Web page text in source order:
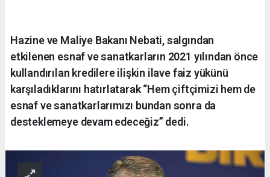
Hazine ve Maliye Bakanı Nebati, salgından
etkilenen esnaf ve sanatkarların 2021 yılından önce
kullandırılan kredilere ilişkin ilave faiz yükünü
karşıladıklarını hatırlatarak “Hem çiftçimizi hem de
esnaf ve sanatkarlarımızı bundan sonra da
desteklemeye devam edeceğiz” dedi.